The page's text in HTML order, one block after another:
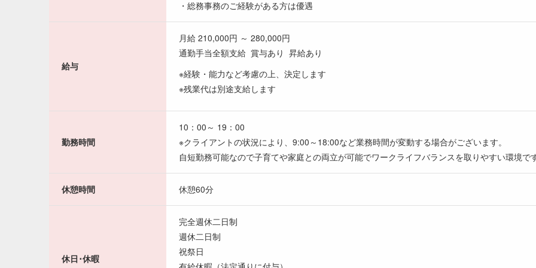
・総務事務のご経験がある方は優遇
給与
月給 210,000円 ～ 280,000円
通勤手当全額支給 賞与あり 昇給あり
※経験・能力など考慮の上、決定します
※残業代は別途支給します
勤務時間
10：00～ 19：00
※クライアントの状況により、9:00～18:00など業務時間が変動する場合がございます。
自短勤務可能なので子育てや家庭との両立が可能でワークライフバランスを取りやすい環境で
休憩時間 休憩60分
休日･休暇
完全週休二日制
週休二日制
祝祭日